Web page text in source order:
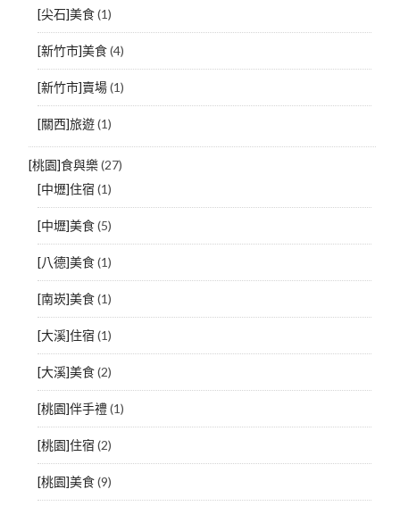
[尖石]美食(1)
[新竹市]美食(4)
[新竹市]賣場(1)
[關西]旅遊(1)
[桃園]食與樂(27)
[中壢]住宿 (1)
[中壢]美食(5)
[八德]美食(1)
[南崁]美食(1)
[大溪]住宿 (1)
[大溪]美食(2)
[桃園]伴手禮(1)
[桃園]住宿 (2)
[桃園]美食(9)